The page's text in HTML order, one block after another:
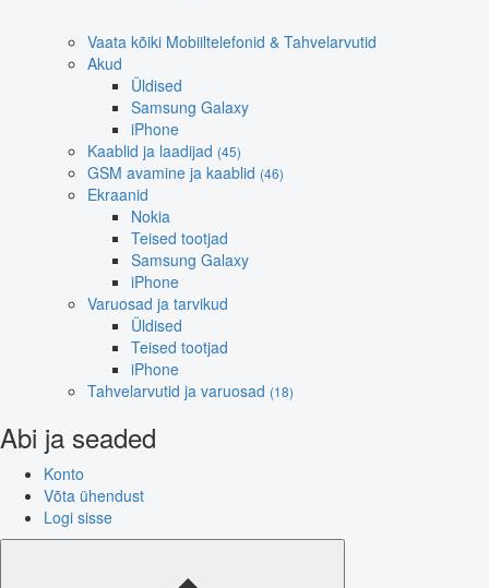
Vaata kõiki Mobiiltelefonid & Tahvelarvutid
Akud
Üldised
Samsung Galaxy
iPhone
Kaablid ja laadijad (45)
GSM avamine ja kaablid (46)
Ekraanid
Nokia
Teised tootjad
Samsung Galaxy
iPhone
Varuosad ja tarvikud
Üldised
Teised tootjad
iPhone
Tahvelarvutid ja varuosad (18)
Abi ja seaded
Konto
Võta ühendust
Logi sisse